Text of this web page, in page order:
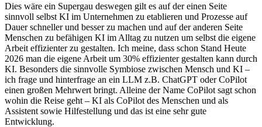
Dies wäre ein Supergau deswegen gilt es auf der einen Seite
sinnvoll selbst KI im Unternehmen zu etablieren und Prozesse auf
Dauer schneller und besser zu machen und auf der anderen Seite
Menschen zu befähigen KI im Alltag zu nutzen um selbst die eigene
Arbeit effizienter zu gestalten. Ich meine, dass schon Stand Heute
2026 man die eigene Arbeit um 30% effizienter gestalten kann durch
KI. Besonders die sinnvolle Symbiose zwischen Mensch und KI –
ich frage und hinterfrage an ein LLM z.B. ChatGPT oder CoPilot
einen großen Mehrwert bringt. Alleine der Name CoPilot sagt schon
wohin die Reise geht – KI als CoPilot des Menschen und als
Assistent sowie Hilfestellung und das ist eine sehr gute
Entwicklung.